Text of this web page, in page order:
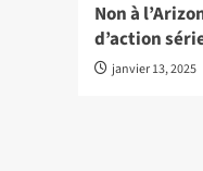
Non à
d’action
janvier 13, 2025